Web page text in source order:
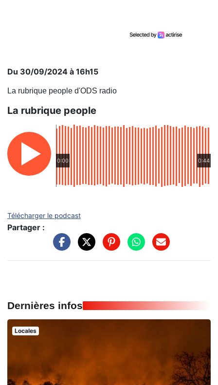
Du 30/09/2024 à 16h15
La rubrique people d'ODS radio
La rubrique people
0:00 0:44
Télécharger le podcast
Partager :
Dernières infos
Locales